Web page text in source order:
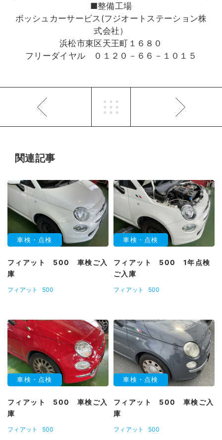
■整備工場
ボッシュカーサービス(フジオートステーション株
式会社）
浜松市東区天王町１６８０
フリーダイヤル ０１２０－６６－１０１５
関連記事
車検・点検
フィアット 500 車検ご入
庫
フィアット 500
車検・点検
フィアット 500 1年点検
ご入庫
フィアット 500
車検・点検
フィアット 500 車検ご入
庫
フィアット 500
車検・点検
フィアット 500 車検ご入
庫
フィアット 500